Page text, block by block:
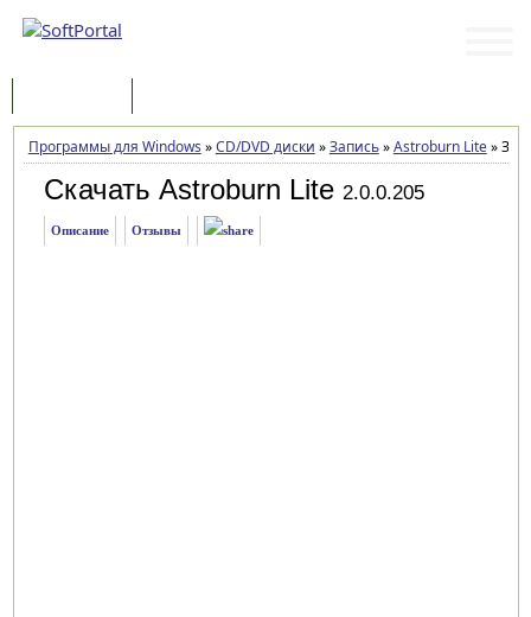
Программы для Windows »CD/DVD диски »Запись»Astroburn Lite»
Скачать Astroburn Lite 2.0.0.205
Описание Отзывы